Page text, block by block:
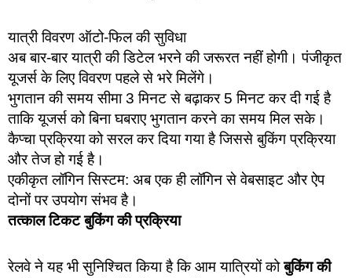
यात्री विवरण ऑटो-फिल की सुविधा
अब बार-बार यात्री की डिटेल भरने की जरूरत नहीं होगी। पंजीकृत
यूजर्स के लिए विवरण पहले से भरे मिलेंगे।
भुगतान की समय सीमा 3 मिनट से बढ़ाकर 5 मिनट कर दी गई है
ताकि यूजर्स को बिना घबराए भुगतान करने का समय मिल सके।
कैप्चा प्रक्रिया को सरल कर दिया गया है जिससे बुकिंग प्रक्रिया
और तेज हो गई है।
एकीकृत लॉगिन सिस्टम: अब एक ही लॉगिन से वेबसाइट और ऐप
दोनों पर उपयोग संभव है।
तत्काल टिकट बुकिंग की प्रक्रिया
रेलवे ने यह भी सुनिश्चित किया है कि आम यात्रियों कोबुकिंग की